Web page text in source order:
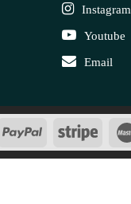
Instagram
Youtube
Email